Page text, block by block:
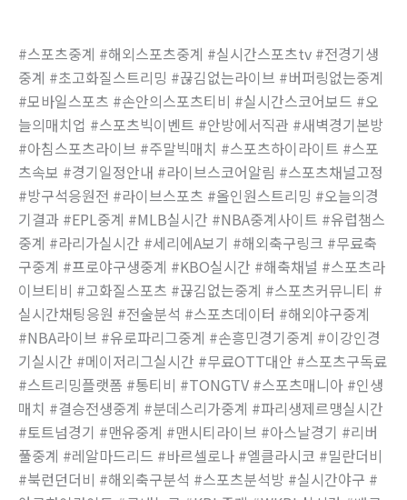
#스포츠중계 #해외스포츠중계 #실시간스포츠tv #전경기생
중계 #초고화질스트리밍 #끊김없는라이브 #버퍼링없는중계
#모바일스포츠 #손안의스포츠티비 #실시간스코어보드 #오
늘의매치업 #스포츠빅이벤트 #안방에서직관 #새벽경기본방
#아침스포츠라이브 #주말빅매치 #스포츠하이라이트 #스포
츠속보 #경기일정안내 #라이브스코어알림 #스포츠채널고정
#방구석응원전 #라이브스포츠 #올인원스트리밍 #오늘의경
기결과 #EPL중계 #MLB실시간 #NBA중계사이트 #유럽챔스
중계 #라리가실시간 #세리에A보기 #해외축구링크 #무료축
구중계 #프로야구생중계 #KBO실시간 #해축채널 #스포츠라
이브티비 #고화질스포츠 #끊김없는중계 #스포츠커뮤니티 #
실시간채팅응원 #전술분석 #스포츠데이터 #해외야구중계
#NBA라이브 #유로파리그중계 #손흥민경기중계 #이강인경
기실시간 #메이저리그실시간 #무료OTT대안 #스포츠구독료
#스트리밍플랫폼 #통티비 #TONGTV #스포츠매니아 #인생
매치 #결승전생중계 #분데스리가중계 #파리생제르맹실시간
#토트넘경기 #맨유중계 #맨시티라이브 #아스날경기 #리버
풀중계 #레알마드리드 #바르셀로나 #엘클라시코 #밀란더비
#북런던더비 #해외축구분석 #스포츠분석방 #실시간야구 #